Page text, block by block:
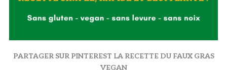
PARTAGER SUR PINTEREST LA RECETTE DU FAUX GRAS
VEGAN